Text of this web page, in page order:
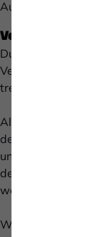
Automatisierung
Verantwortung
Du arbeitest gerne
Verantwortung und
treffen? Dann bist
Als
deine eigenen
unseren Kunden.
deine
weitergeholfen. Das
Was solltest du